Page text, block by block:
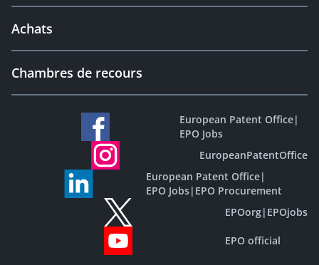
Achats
Chambres de recours
European Patent Office|
EPO Jobs
EuropeanPatentOffice
European Patent Office|
EPO Jobs| EPO Procurement
EPOorg| EPOjobs
EPO official